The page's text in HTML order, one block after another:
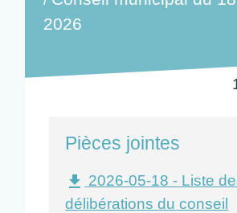
2026
Pièces jointes
file_download 2026-05-18 - Liste
délibérations du conseil